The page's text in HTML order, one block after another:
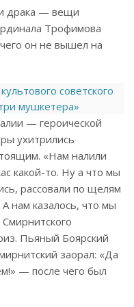
драка — вещи
Трофимова
он не вышел на
— героической
ухитрились
«Нам налили
какой-то. Ну а что мы
рассовали по щелям
нам казалось, что мы
Пьяный Боярский
заорал: «Да
— после чего был